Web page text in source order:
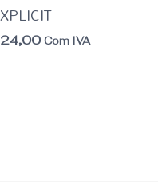
24,00 Com IVA